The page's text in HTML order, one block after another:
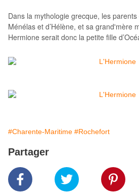
Dans la mythologie grecque, les
Ménélas et d’Hélène, et sa grand'mère
Hermione serait donc la petite fille
#Charente-Maritime #Rochefort
Partager